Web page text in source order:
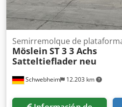
Schwebheim 12.203 km
Semirremolque de
Möslein ST 3 3 Achs
Satteltieflader neu